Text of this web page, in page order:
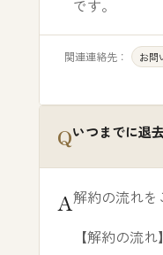
です。
関連連絡先： お問
いつまでに退
解約の流れを
【解約の流れ】